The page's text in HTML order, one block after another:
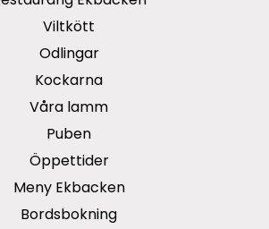
Viltkött
Odlingar
Kockarna
Våra lamm
Puben
Öppettider
Meny Ekbacken
Bordsbokning